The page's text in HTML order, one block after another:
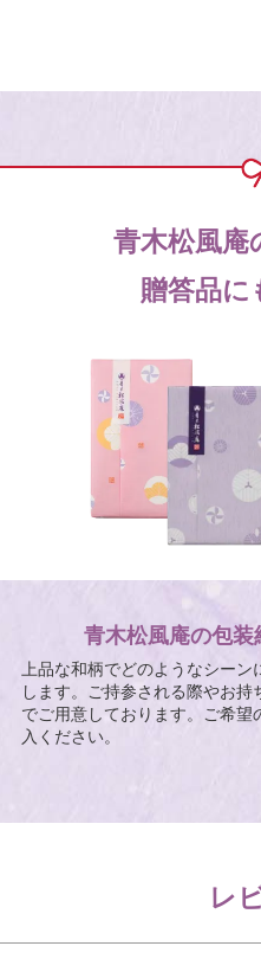
青木松風庵
贈答品に
青木松風庵の包装
上品な和柄でどのようなシー
します。ご持参される際やお
でご用意しております。ご希
入ください。
レ